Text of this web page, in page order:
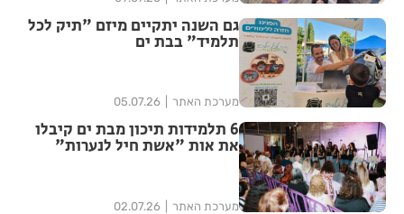
גם השנה יתקיים מיזם "תיק לכל
תלמיד" בבת ים
מערכת האתר 05.07.26
6 תלמידות תיכון מבת ים קיבלו
את אות "אשת חיל לנערות"
מערכת האתר 02.07.26